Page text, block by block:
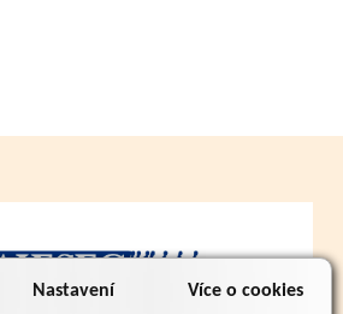
Nastavení Více o cookies